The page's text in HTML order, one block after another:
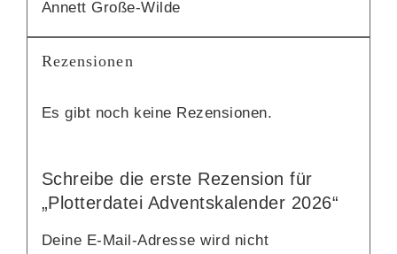
Annett Große-Wilde
Rezensionen
Es gibt noch keine Rezensionen.
Schreibe die erste Rezension für
„Plotterdatei Adventskalender 2026“
Deine E-Mail-Adresse wird nicht